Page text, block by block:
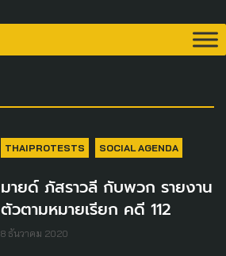
THAIPROTESTS SOCIAL AGENDA
มายด์ ภัสราวลี กับพวก รายงาน
ตัวตามหมายเรียก คดี 112
8 ธันวาคม 2020